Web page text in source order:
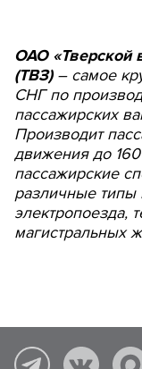
ОАО «Тверской
(ТВЗ)– самое
СНГ по
пассажирских
Производит
движения до
пассажирские
различные типы
электропоезда,
магистральных